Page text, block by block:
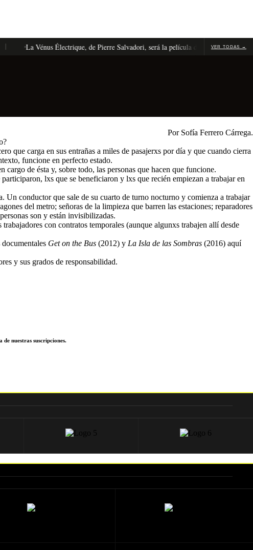
La Vénus Électrique, de Pierre Salvadori, será la película de apertura de Cannes
VER TODAS →
Por Sofía Ferrero Cárrega.
que carga en sus entrañas a miles de pasajerxs por día y que cuando cierra
funcione en perfecto estado.
de ésta y, sobre todo, las personas que hacen que funcione.
lxs que se beneficiaron y lxs que recién empiezan a trabajar en
Un conductor que sale de su cuarto de turno nocturno y comienza a trabajar
del metro; señoras de la limpieza que barren las estaciones; reparadores
son y están invisibilizadas.
con contratos temporales (aunque algunxs trabajen allí desde
Get on the Bus (2012) y La Isla de las Sombras (2016) aquí
y sus grados de responsabilidad.
nuestras suscripciones.